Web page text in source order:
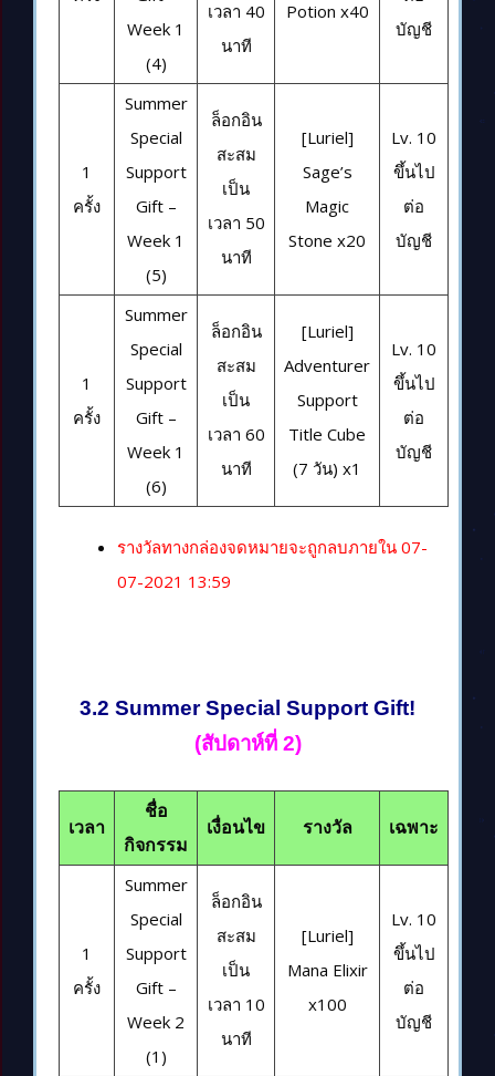
Week 1
(4)
เวลา 40
นาที
Potion x40
บัญชี
1
ครั้ง
Summer
Special
Support
Gift –
Week 1
(5)
ล็อกอิน
สะสม
เป็น
เวลา 50
นาที
[Luriel]
Sage’s
Magic
Stone x20
Lv. 10
ขึ้นไป
ต่อ
บัญชี
1
ครั้ง
Summer
Special
Support
Gift –
Week 1
(6)
ล็อกอิน
สะสม
เป็น
เวลา 60
นาที
[Luriel]
Adventurer
Support
Title Cube
(7 วัน) x1
Lv. 10
ขึ้นไป
ต่อ
บัญชี
รางวัลทางกล่องจดหมายจะถูกลบภายใน 07-
07-2021 13:59
3.2 Summer Special Support Gift!
(สัปดาห์ที่ 2)
เวลา
ชื่อ
กิจกรรม
เงื่อนไข รางวัล เฉพาะ
1
ครั้ง
Summer
Special
Support
Gift –
Week 2
(1)
ล็อกอิน
สะสม
เป็น
เวลา 10
นาที
[Luriel]
Mana Elixir
x100
Lv. 10
ขึ้นไป
ต่อ
บัญชี